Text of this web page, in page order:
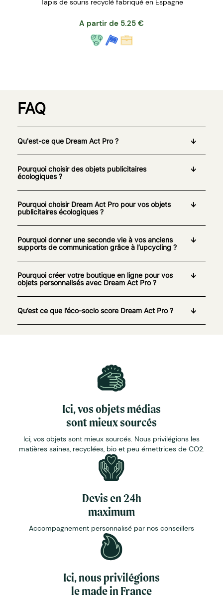
Tapis de souris recyclé fabriqué en Espagne
A partir de 5.25 €
FAQ
Qu'est-ce que Dream Act Pro ?
Pourquoi choisir des objets publicitaires
écologiques ?
Pourquoi choisir Dream Act Pro pour vos objets
publicitaires écologiques ?
Pourquoi donner une seconde vie à vos anciens
supports de communication grâce à l’upcycling ?
Pourquoi créer votre boutique en ligne pour vos
objets personnalisés avec Dream Act Pro ?
Qu’est ce que l’éco-socio score Dream Act Pro ?
Ici, vos objets médias
sont mieux sourcés
Ici, vos objets sont mieux sourcés. Nous privilégions les
matières saines, recyclées, bio et peu émettrices de CO2.
Devis en 24h
maximum
Accompagnement personnalisé par nos conseillers
Ici, nous privilégions
le made in France